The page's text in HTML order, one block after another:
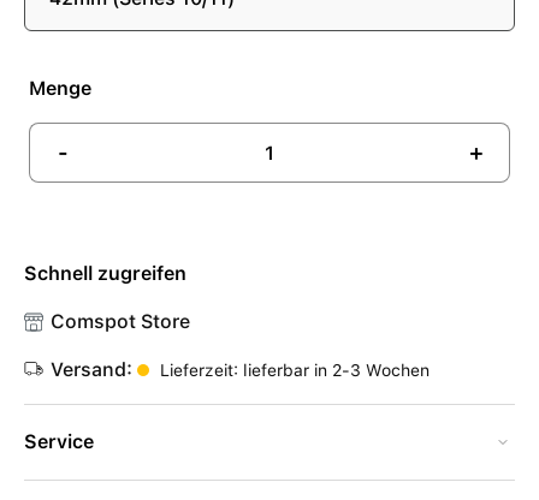
Menge
- +
Schnell zugreifen
Comspot Store
Versand: Lieferzeit: lieferbar in 2-3 Wochen
Service